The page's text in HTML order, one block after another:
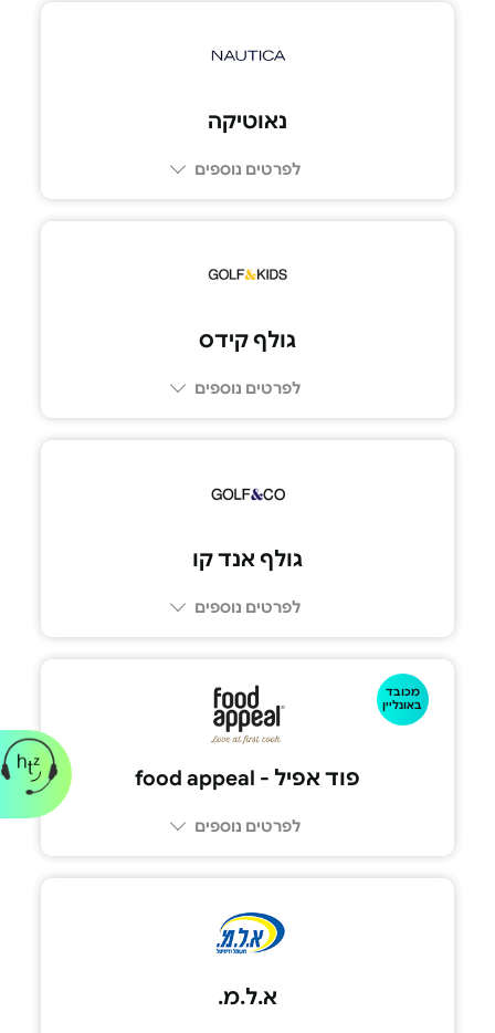
נאוטיקה
לפרטים נוספים
גולף קידס
לפרטים נוספים
גולף אנד קו
לפרטים נוספים
073-3382710מכובד
באונליין
פוד אפיל - food appeal
לפרטים נוספים
א.ל.מ.